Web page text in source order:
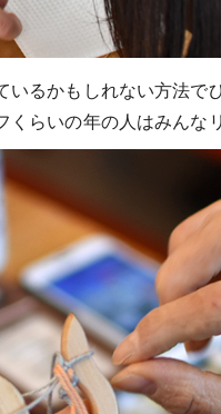
いるかもしれない方法で
らいの年の人はみんな